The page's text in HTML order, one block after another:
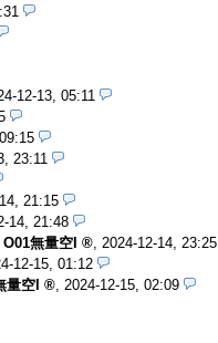
12-13, 05:11
23:11
21:15
14, 21:48
O01無量空I
2024-12-14, 23:25
12-15, 01:12
量空I
2024-12-15, 02:09